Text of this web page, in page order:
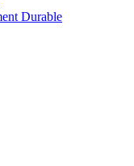
Durable